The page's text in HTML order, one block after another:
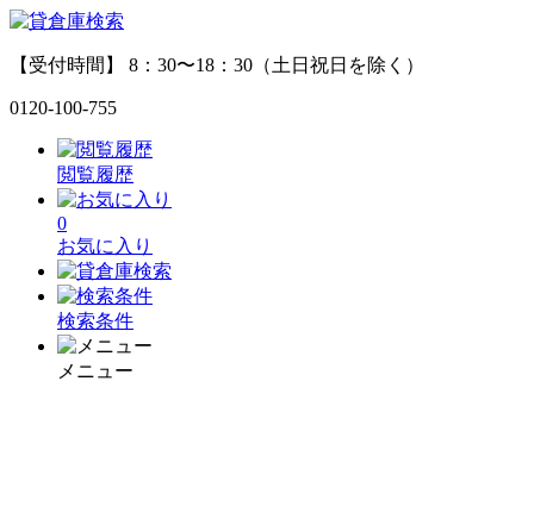
【受付時間】 8：30〜18：30（土日祝日を除く）
0120-100-755
閲覧履歴
0
お気に入り
検索条件
メニュー